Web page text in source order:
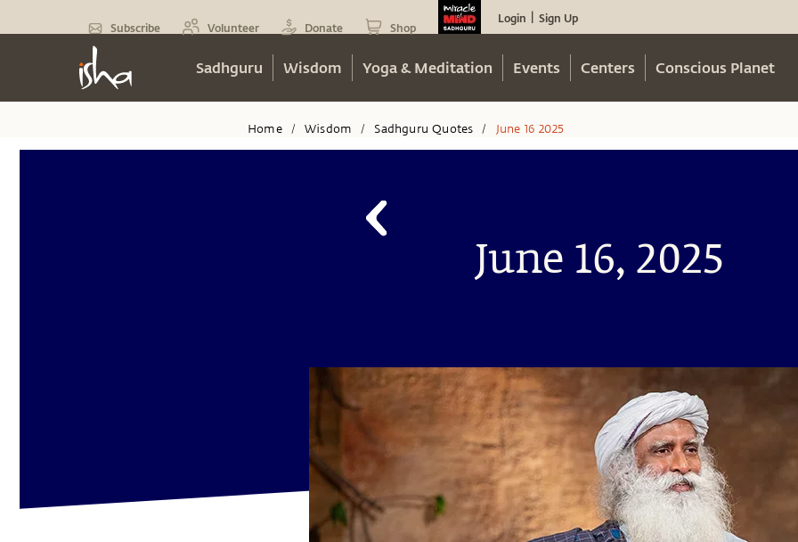
Subscribe Volunteer Donate Shop
Login Sign Up
Sadhguru Wisdom Yoga & Meditation Events Centers Conscious Planet
Home / Wisdom / Sadhguru Quotes / June 16 2025
June 16, 2025